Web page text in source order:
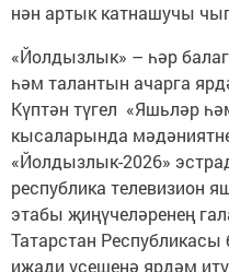
нән артык катнашучы
«Йолдызлык» – һәр
һәм талантын ачарга
Күптән түгел «Яшьләр
кысаларында
«Йолдызлык-2026»
республика телевизион
этабы җиңүчеләренең
Татарстан
иҗади үсешенә ярдәм